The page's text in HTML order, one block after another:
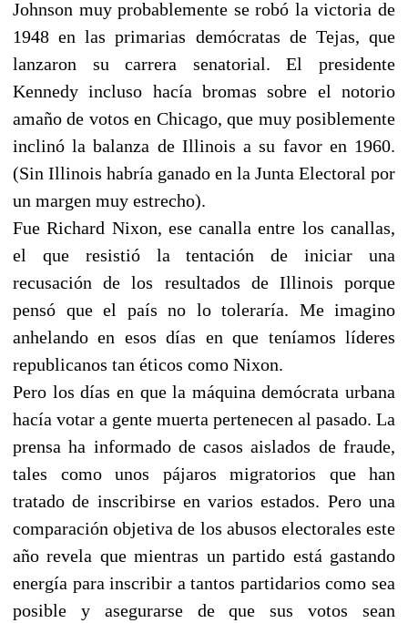
Johnson muy probablemente se robó la victoria de
1948 en las primarias demócratas de Tejas, que
lanzaron su carrera senatorial. El presidente
Kennedy incluso hacía bromas sobre el notorio
amaño de votos en Chicago, que muy posiblemente
inclinó la balanza de Illinois a su favor en 1960.
(Sin Illinois habría ganado en la Junta Electoral por
un margen muy estrecho).
Fue Richard Nixon, ese canalla entre los canallas,
el que resistió la tentación de iniciar una
recusación de los resultados de Illinois porque
pensó que el país no lo toleraría. Me imagino
anhelando en esos días en que teníamos líderes
republicanos tan éticos como Nixon.
Pero los días en que la máquina demócrata urbana
hacía votar a gente muerta pertenecen al pasado. La
prensa ha informado de casos aislados de fraude,
tales como unos pájaros migratorios que han
tratado de inscribirse en varios estados. Pero una
comparación objetiva de los abusos electorales este
año revela que mientras un partido está gastando
energía para inscribir a tantos partidarios como sea
posible y asegurarse de que sus votos sean